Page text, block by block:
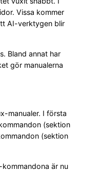
Vissa kommer
AI-verktygen blir
Bland annat har
gör manualerna
manualer. I första
(sektion
(sektion
är nu